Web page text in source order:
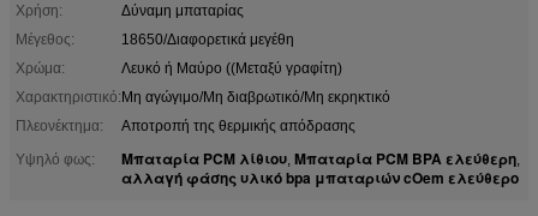
Χρήση:
Δύναμη μπαταρίας
Μέγεθος:
18650/Διαφορετικά μεγέθη
Χρώμα:
Λευκό ή Μαύρο ((Μεταξύ γραφίτη)
Χαρακτηριστικό:Μη αγώγιμο/Μη διαβρωτικό/Μη εκρηκτικό
Πλεονέκτημα:
Αποτροπή της θερμικής απόδρασης
Υψηλό φως:
Μπαταρία PCM λίθιου, Μπαταρία PCM BPA ελεύθερη,
αλλαγή φάσης υλικό bpa μπαταριών cOem ελεύθερο